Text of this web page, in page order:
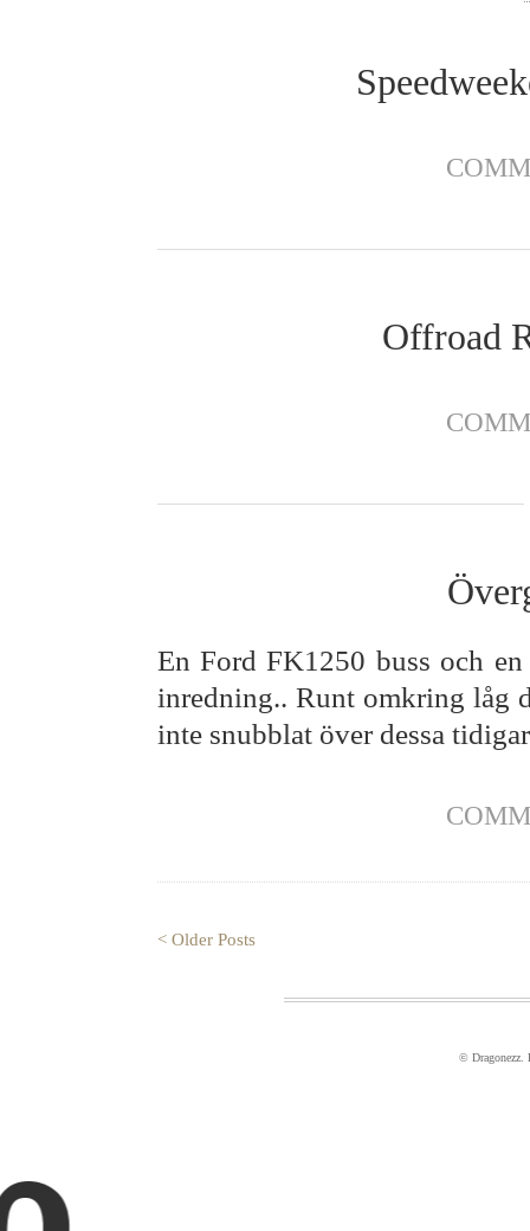
Offroad
En Ford FK1250 buss och
inredning.. Runt omkring låg
inte snubblat över dessa
< Older Posts
© Dragonezz.